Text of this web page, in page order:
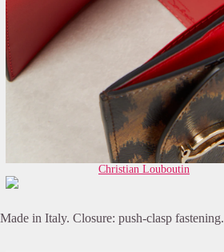
Christian Louboutin
Made in Italy. Closure: push-clasp fastening.